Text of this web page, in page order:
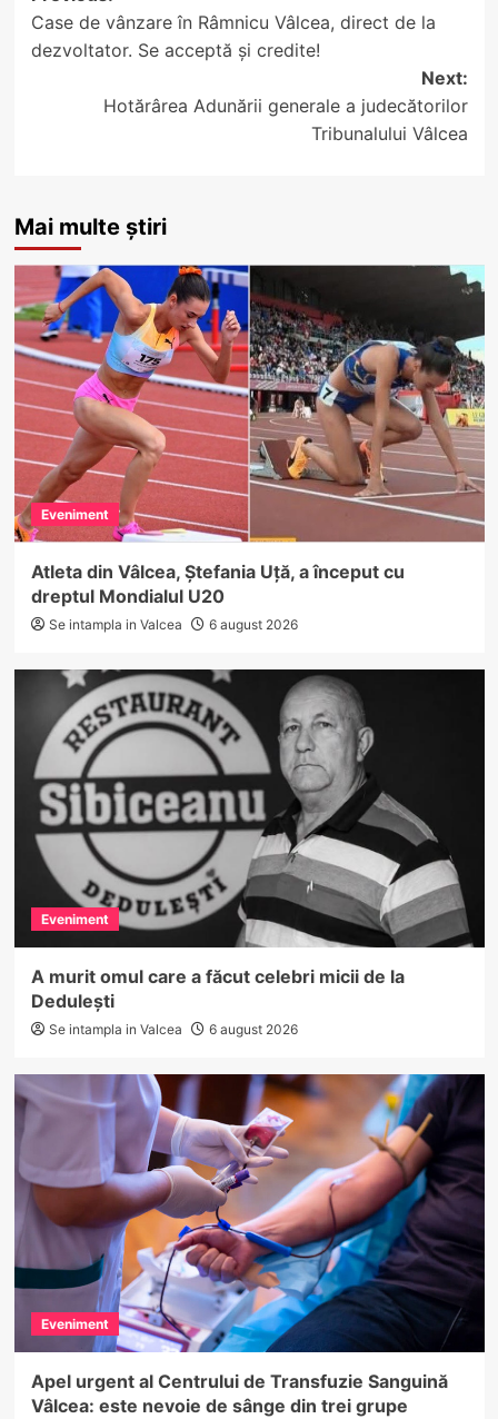
navigation
Case de vânzare în Râmnicu Vâlcea, direct de la
dezvoltator. Se acceptă și credite!
Next:
Hotărârea Adunării generale a judecătorilor
Tribunalului Vâlcea
Mai multe știri
Eveniment
Atleta din Vâlcea, Ștefania Uță, a început cu
dreptul Mondialul U20
Se intampla in Valcea 6 august 2026
Eveniment
A murit omul care a făcut celebri micii de la
Dedulești
Se intampla in Valcea 6 august 2026
Eveniment
Apel urgent al Centrului de Transfuzie Sanguină
Vâlcea: este nevoie de sânge din trei grupe